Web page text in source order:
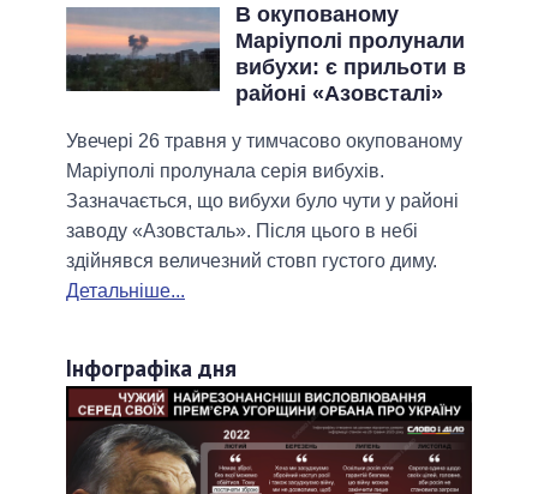
В окупованому
Маріуполі пролунали
вибухи: є прильоти в
районі «Азовсталі»
Увечері 26 травня у тимчасово окупованому
Маріуполі пролунала серія вибухів.
Зазначається, що вибухи було чути у районі
заводу «Азовсталь». Після цього в небі
здійнявся величезний стовп густого диму.
Детальніше...
Інфографіка дня